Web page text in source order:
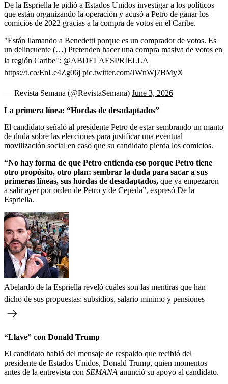
De la Espriella le pidió a Estados Unidos investigar a los políticos
que están organizando la operación y acusó a Petro de ganar los
comicios de 2022 gracias a la compra de votos en el Caribe.
"Están llamando a Benedetti porque es un comprador de votos. Es
un delincuente (…) Pretenden hacer una compra masiva de votos en
la región Caribe": @ABDELAESPRIELLA
https://t.co/EnLe4Zg06j pic.twitter.com/JWnWj7BMyX
— Revista Semana (@RevistaSemana) June 3, 2026
La primera línea: “Hordas de desadaptados”
El candidato señaló al presidente Petro de estar sembrando un manto
de duda sobre las elecciones para justificar una eventual
movilización social en caso que su candidato pierda los comicios.
“No hay forma de que Petro entienda eso porque Petro tiene
otro propósito, otro plan: sembrar la duda para sacar a sus
primeras líneas, sus hordas de desadaptados, que ya empezaron
a salir ayer por orden de Petro y de Cepeda”, expresó De la
Espriella.
Abelardo de la Espriella reveló cuáles son las mentiras que han
dicho de sus propuestas: subsidios, salario mínimo y pensiones
“Llave” con Donald Trump
El candidato habló del mensaje de respaldo que recibió del
presidente de Estados Unidos, Donald Trump, quien momentos
antes de la entrevista con SEMANA anunció su apoyo al candidato.